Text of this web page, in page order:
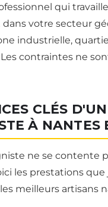
qui travaille
votre secteur
industrielle,
contraintes ne
CLÉS D'UN
À NANTES
ne se contente
les prestations que
meilleurs artisans